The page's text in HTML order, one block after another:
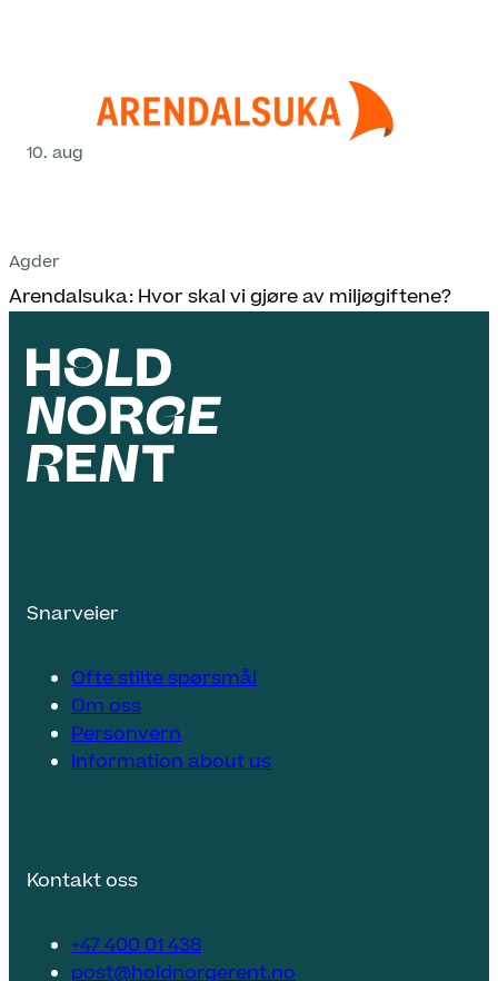
10. aug
Agder
Arendalsuka: Hvor skal vi gjøre av miljøgiftene?
Snarveier
Ofte stilte spørsmål
Om oss
Personvern
Information about us
Kontakt oss
+47 400 01 438
post@holdnorgerent.no